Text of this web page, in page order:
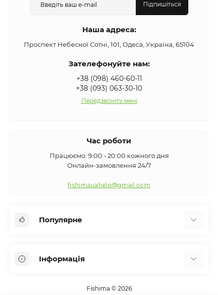
Підпишіться
Наша адреса:
Проспект Небесної Сотні, 101, Одеса, Україна, 65104
Зателефонуйте нам:
+38 (098) 460-60-11
+38 (093) 063-30-10
Передзвоніть мені
Час роботи
Працюємо: 9:00 - 20:00 кожного дня
Онлайн-замовлення 24/7
fishimauahelp@gmail.com
Популярне
ВудилищаІнформація
Fishima © 2026